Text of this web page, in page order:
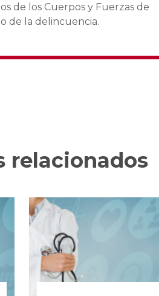
de los Cuerpos y Fuerzas de
de la delincuencia.
relacionados